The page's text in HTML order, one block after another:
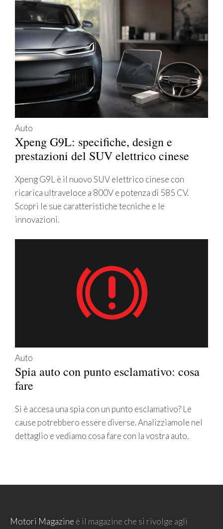
Auto
Xpeng G9L: specifiche, design e
prestazioni del SUV elettrico cinese
Xpeng G9L è il nuovo SUV elettrico cinese con
ricarica ultraveloce a 800V e potenza di 585 CV.
Scopri le sue caratteristiche tecniche e le
innovazioni.
Auto
Spia auto con punto esclamativo: cosa
fare
Si è accesa una spia con un punto esclamativo? Le
cause potrebbero essere diverse. Analizziamole nel
dettaglio e vediamo cosa fare con la vostra auto.
Motori Magazine è il magazine che si rivolge agli